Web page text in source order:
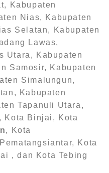
Kabupaten
Nias, Kabupaten
Selatan, Kabupaten
Lawas,
Utara, Kabupaten
Samosir, Kabupaten
Simalungun,
Kabupaten
Tapanuli Utara,
Kota Binjai, Kota
, Kota
Kota
, dan Kota Tebing